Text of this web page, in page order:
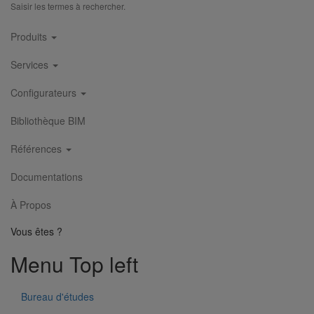
Saisir les termes à rechercher.
Main
navigation
Produits
Services
Configurateurs
Bibliothèque BIM
Références
Documentations
À Propos
Vous êtes ?
Menu Top left
Bureau d'études